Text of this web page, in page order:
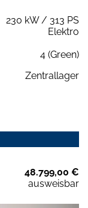
230 kW / 313 PS
Elektro
4 (Green)
Zentrallager
48.799,00 €
ausweisbar